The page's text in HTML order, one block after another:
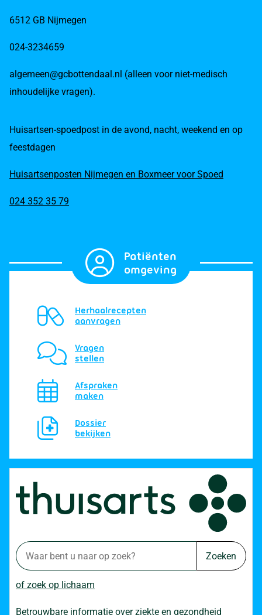
6512 GB Nijmegen
024-3234659
algemeen@gcbottendaal.nl (alleen voor niet-medisch
inhoudelijke vragen).
Huisartsen-spoedpost in de avond, nacht, weekend en op
feestdagen
Huisartsenposten Nijmegen en Boxmeer voor Spoed
024 352 35 79
Patiënten
omgeving
Herhaalrecepten
aanvragen
Vragen
stellen
Afspraken
maken
Dossier
bekijken
Zoeken
of zoek op lichaam
Betrouwbare informatie over ziekte en gezondheid